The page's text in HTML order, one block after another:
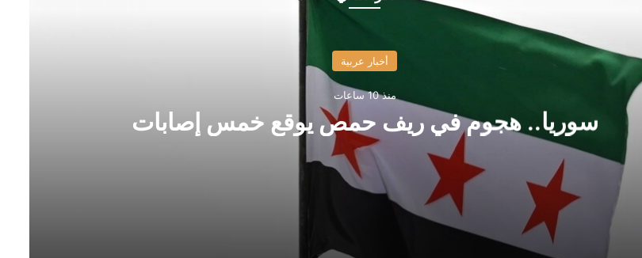
أخبار عربية
منذ 10 ساعات
سوريا.. هجوم في ريف حمص يوقع خمس إصابات
سوريا.. هجوم في ريف حمص يوقع خمس إصابات